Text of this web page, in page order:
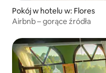
Pokój w hotelu w: Flores
Airbnb – gorące źródła